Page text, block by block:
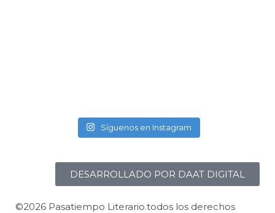
Síguenos en Instagram
©2026 Pasatiempo Literario.todos los derechos
DESARROLLADO POR DAAT DIGITAL